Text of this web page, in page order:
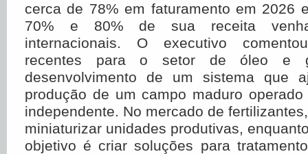
cerca de 78% em faturamento em 2026
70% e 80% de sua receita
internacionais. O executivo
recentes para o setor de óleo e
desenvolvimento de um sistema que
produção de um campo maduro
independente. No mercado de
miniaturizar unidades produtivas,
objetivo é criar soluções para